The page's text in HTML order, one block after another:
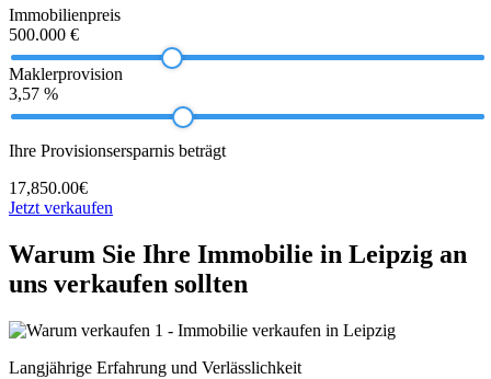
Immobilienpreis
500.000 €
Maklerprovision
3,57 %
Ihre Provisionsersparnis beträgt
17,850.00€
Jetzt verkaufen
Warum Sie Ihre Immobilie in Leipzig an
uns verkaufen sollten
Langjährige Erfahrung und Verlässlichkeit